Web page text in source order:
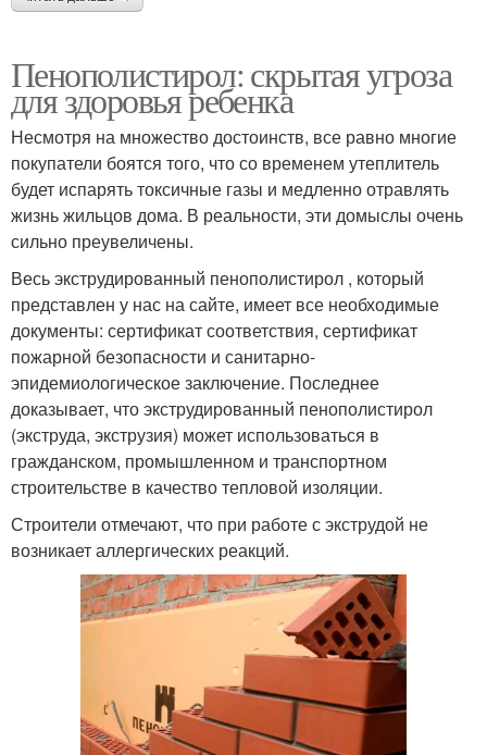
Пенополистирол: скрытая угроза
для здоровья ребенка
Несмотря на множество достоинств, все равно многие
покупатели боятся того, что со временем утеплитель
будет испарять токсичные газы и медленно отравлять
жизнь жильцов дома. В реальности, эти домыслы очень
сильно преувеличены.
Весь экструдированный пенополистирол , который
представлен у нас на сайте, имеет все необходимые
документы: сертификат соответствия, сертификат
пожарной безопасности и санитарно-
эпидемиологическое заключение. Последнее
доказывает, что экструдированный пенополистирол
(экструда, экструзия) может использоваться в
гражданском, промышленном и транспортном
строительстве в качество тепловой изоляции.
Строители отмечают, что при работе с экструдой не
возникает аллергических реакций.